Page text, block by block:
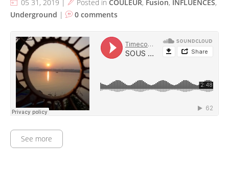
05 31, 2019 | Posted in COULEUR, Fusion, INFLUENCES,
Underground | 0 comments
See more